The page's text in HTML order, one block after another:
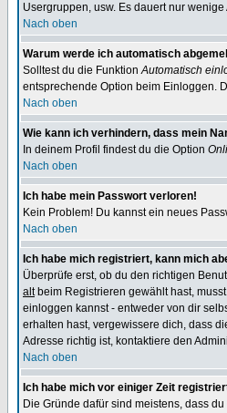
Usergruppen, usw. Es dauert nur
Nach oben
Warum werde ich automatisch
Solltest du die FunktionAutomatisch
entsprechende Option beim Einloggen.
Nach oben
Wie kann ich verhindern, dass mein
In deinem Profil findest du die Option
Nach oben
Ich habe mein Passwort verloren!
Kein Problem! Du kannst ein neues
Nach oben
Ich habe mich registriert, kann mich
Überprüfe erst, ob du den richtigen
altbeim Registrieren gewählt hast,
einloggen kannst - entweder von dir
erhalten hast, vergewissere dich, dass
Adresse richtig ist, kontaktiere den
Nach oben
Ich habe mich vor einiger Zeit
Die Gründe dafür sind meistens, dass